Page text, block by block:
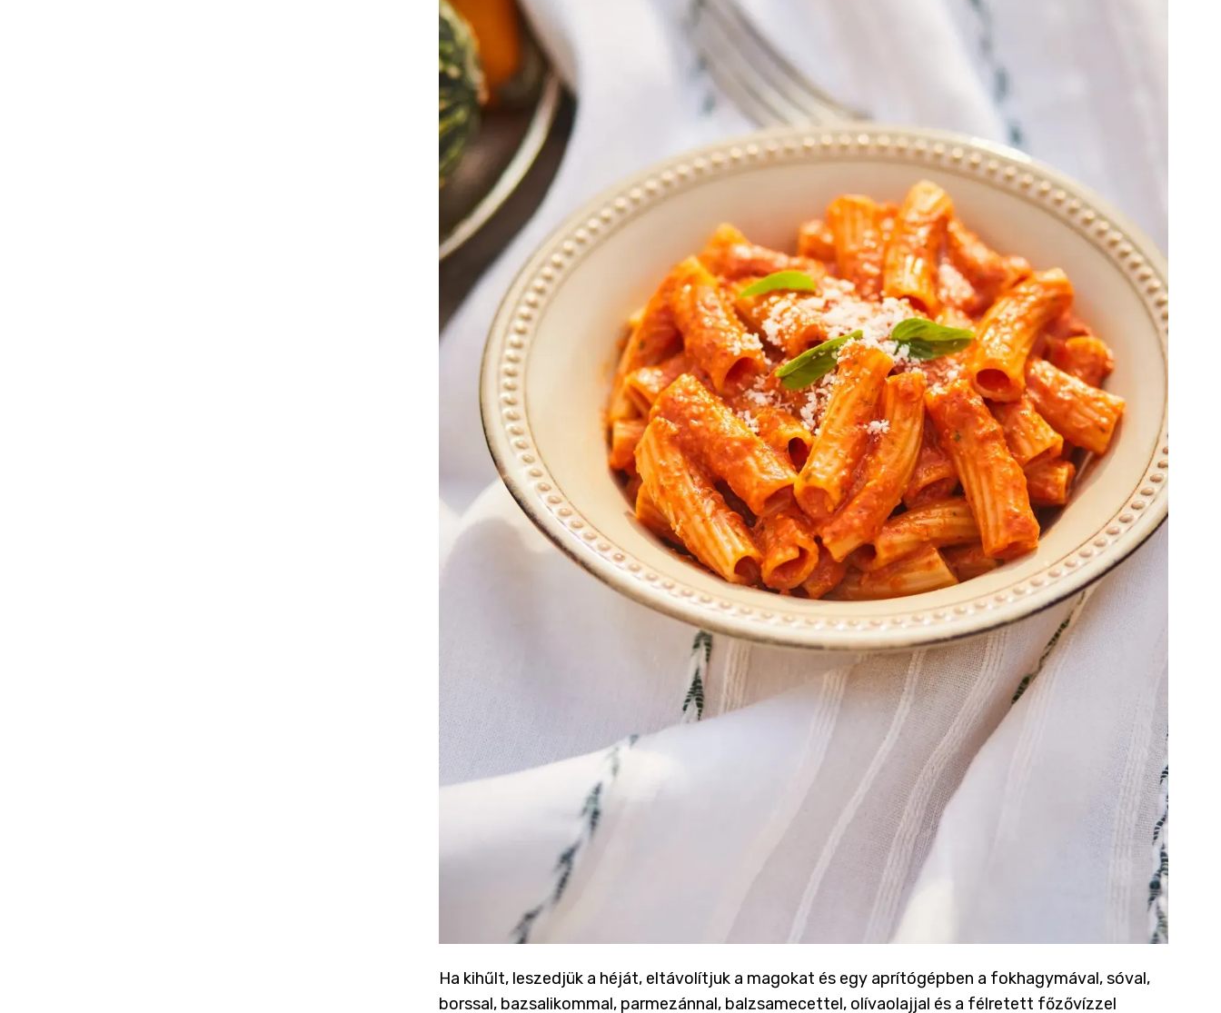
Ha kihűlt, leszedjük a héját, eltávolítjuk a magokat és egy aprítógépben a fokhagymával, sóval,
borssal, bazsalikommal, parmezánnal, balzsamecettel, olívaolajjal és a félretett főzővízzel